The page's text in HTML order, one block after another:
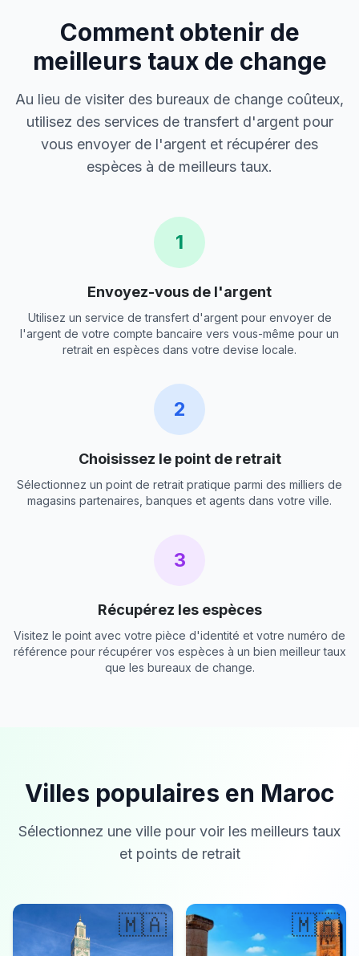
Comment obtenir de
meilleurs taux de change
Au lieu de visiter des bureaux de change coûteux,
utilisez des services de transfert d'argent pour
vous envoyer de l'argent et récupérer des
espèces à de meilleurs taux.
1
Envoyez-vous de l'argent
Utilisez un service de transfert d'argent pour envoyer de
l'argent de votre compte bancaire vers vous-même pour un
retrait en espèces dans votre devise locale.
2
Choisissez le point de retrait
Sélectionnez un point de retrait pratique parmi des milliers de
magasins partenaires, banques et agents dans votre ville.
3
Récupérez les espèces
Visitez le point avec votre pièce d'identité et votre numéro de
référence pour récupérer vos espèces à un bien meilleur taux
que les bureaux de change.
Villes populaires en Maroc
Sélectionnez une ville pour voir les meilleurs taux
et points de retrait
🇲🇦 🇲🇦